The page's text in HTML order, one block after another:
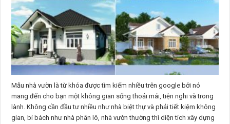
Mẫu nhà vườn là từ khóa được tìm kiếm nhiều trên google bởi nó
mang đến cho bạn một không gian sống thoải mái, tiện nghi và trong
lành. Không cần đầu tư nhiều như nhà biệt thự và phải tiết kiệm không
gian, bí bách như nhà phân lô, nhà vườn thường thì diện tích xây dựng